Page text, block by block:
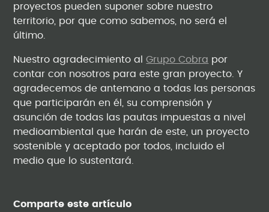
Comparte este artículo
proyectos pueden suponer sobre nuestro
territorio, por que como sabemos, no será el
último.
Nuestro agradecimiento alGrupo Cobra por
contar con nosotros para este gran proyecto. Y
agradecemos de antemano a todas las personas
que participarán en él, su comprensión y
asunción de todas las pautas impuestas a nivel
medioambiental que harán de este, un proyecto
sostenible y aceptado por todos, incluido el
medio que lo sustentará.